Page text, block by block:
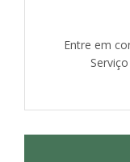
Entre em